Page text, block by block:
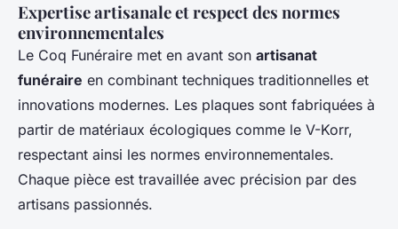
Expertise artisanale et respect des normes
environnementales
Le Coq Funéraire met en avant son artisanat
funéraire en combinant techniques traditionnelles et
innovations modernes. Les plaques sont fabriquées à
partir de matériaux écologiques comme le V-Korr,
respectant ainsi les normes environnementales.
Chaque pièce est travaillée avec précision par des
artisans passionnés.